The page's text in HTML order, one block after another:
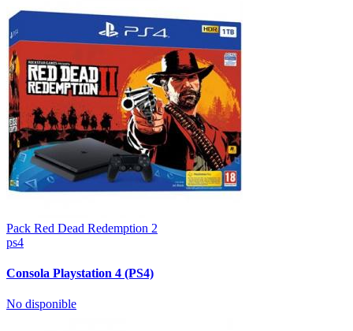
Pack Red Dead Redemption 2
ps4
Consola Playstation 4 (PS4)
No disponible